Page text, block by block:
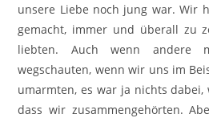
unsere Liebe noch jung war. Wir
gemacht, immer und überall zu
liebten. Auch wenn andere
wegschauten, wenn wir uns im
umarmten, es war ja nichts
dass wir zusammengehörten.